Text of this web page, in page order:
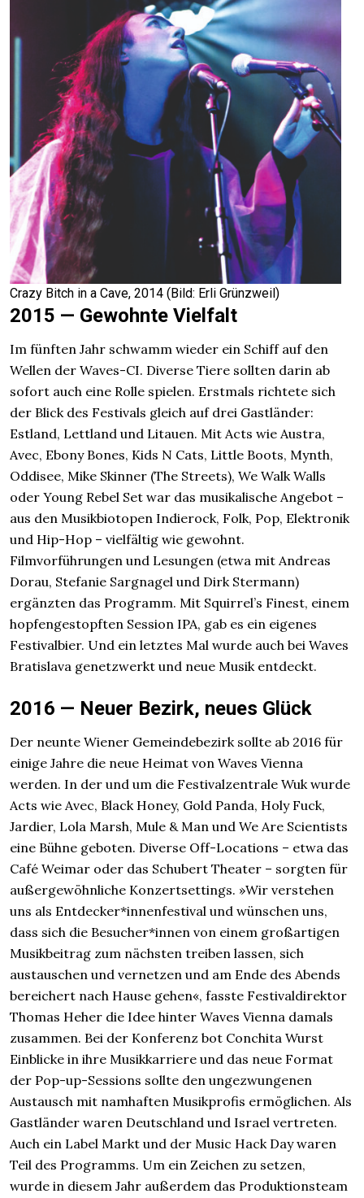
Crazy Bitch in a Cave, 2014 (Bild: Erli Grünzweil)
2015 — Gewohnte Vielfalt
Im fünften Jahr schwamm wieder ein Schiff auf den
Wellen der Waves-CI. Diverse Tiere sollten darin ab
sofort auch eine Rolle spielen. Erstmals richtete sich
der Blick des Festivals gleich auf drei Gastländer:
Estland, Lettland und Litauen. Mit Acts wie Austra,
Avec, Ebony Bones, Kids N Cats, Little Boots, Mynth,
Oddisee, Mike Skinner (The Streets), We Walk Walls
oder Young Rebel Set war das musikalische Angebot –
aus den Musikbiotopen Indierock, Folk, Pop, Elektronik
und Hip-Hop – vielfältig wie gewohnt.
Filmvorführungen und Lesungen (etwa mit Andreas
Dorau, Stefanie Sargnagel und Dirk Stermann)
ergänzten das Programm. Mit Squirrel’s Finest, einem
hopfengestopften Session IPA, gab es ein eigenes
Festivalbier. Und ein letztes Mal wurde auch bei Waves
Bratislava genetzwerkt und neue Musik entdeckt.
2016 — Neuer Bezirk, neues Glück
Der neunte Wiener Gemeindebezirk sollte ab 2016 für
einige Jahre die neue Heimat von Waves Vienna
werden. In der und um die Festivalzentrale Wuk wurde
Acts wie Avec, Black Honey, Gold Panda, Holy Fuck,
Jardier, Lola Marsh, Mule & Man und We Are Scientists
eine Bühne geboten. Diverse Off-Locations – etwa das
Café Weimar oder das Schubert Theater – sorgten für
außergewöhnliche Konzertsettings. »Wir verstehen
uns als Entdecker*innenfestival und wünschen uns,
dass sich die Besucher*innen von einem großartigen
Musikbeitrag zum nächsten treiben lassen, sich
austauschen und vernetzen und am Ende des Abends
bereichert nach Hause gehen«, fasste Festivaldirektor
Thomas Heher die Idee hinter Waves Vienna damals
zusammen. Bei der Konferenz bot Conchita Wurst
Einblicke in ihre Musikkarriere und das neue Format
der Pop-up-Sessions sollte den ungezwungenen
Austausch mit namhaften Musikprofis ermöglichen. Als
Gastländer waren Deutschland und Israel vertreten.
Auch ein Label Markt und der Music Hack Day waren
Teil des Programms. Um ein Zeichen zu setzen,
wurde in diesem Jahr außerdem das Produktionsteam